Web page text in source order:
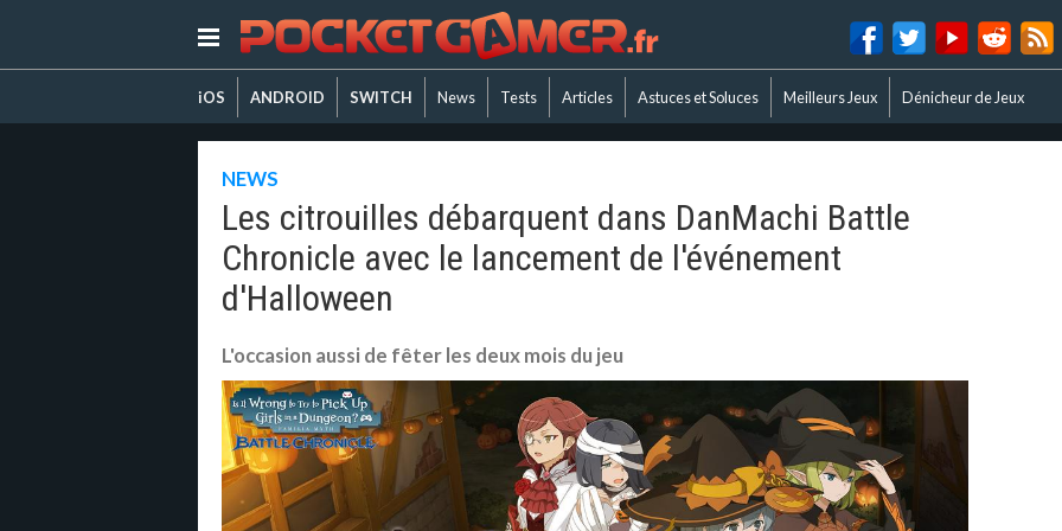
iOS ANDROID SWITCH News Tests Articles Astuces et Soluces Meilleurs Jeux Dénicheur de Jeux
NEWS
Les citrouilles débarquent dans DanMachi Battle
Chronicle avec le lancement de l'événement
d'Halloween
L'occasion aussi de fêter les deux mois du jeu